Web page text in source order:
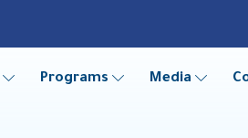
Programs Media